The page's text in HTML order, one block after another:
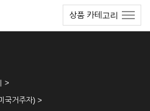
상품 카테고리
>
국거주자) >